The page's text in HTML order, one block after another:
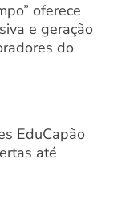
oferece
e geração
do
EduCapão
até